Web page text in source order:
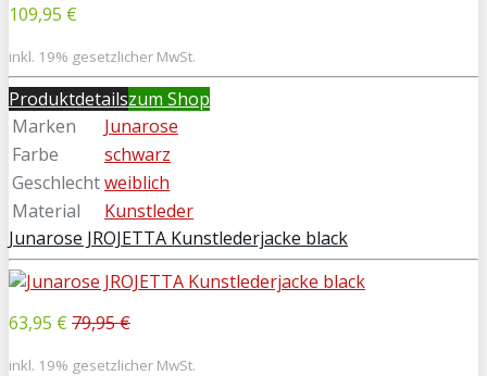
109,95 €
inkl. 19% gesetzlicher MwSt.
Produktdetailszum Shop
Marken
Junarose
Farbe
schwarz
Geschlechtweiblich
Material
Kunstleder
Junarose JROJETTA Kunstlederjacke black
63,95 € 79,95 €
inkl. 19% gesetzlicher MwSt.